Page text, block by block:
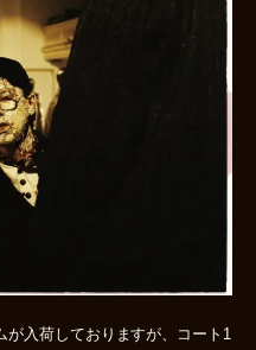
が入荷しておりますが、コート1